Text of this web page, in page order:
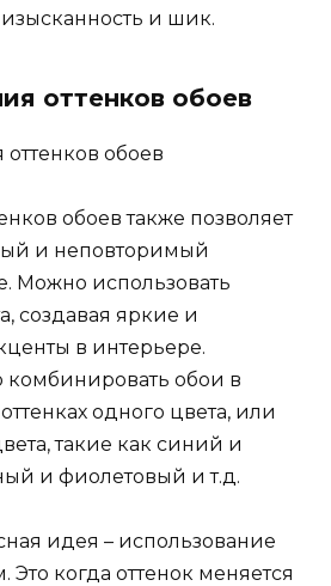
и шик.
оттенков обоев
обоев также позволяет
и неповторимый
Можно использовать
создавая яркие и
в интерьере.
обои в
одного цвета, или
такие как синий и
и фиолетовый и т.д.
идея – использование
Это когда оттенок меняется